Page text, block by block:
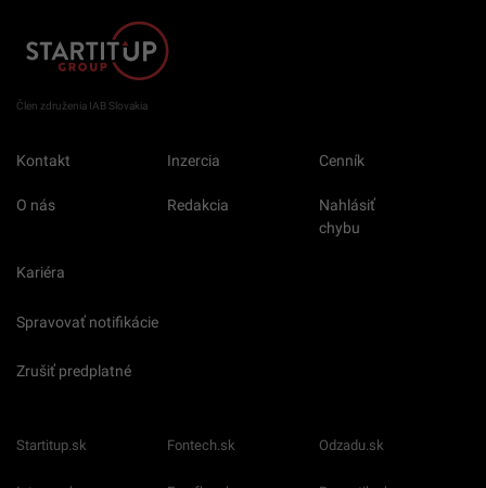
Člen združenia IAB Slovakia
Kontakt Inzercia Cenník
O nás Redakcia
Nahlásiť
chybu
Kariéra
Spravovať notifikácie
Zrušiť predplatné
Startitup.sk Fontech.sk Odzadu.sk